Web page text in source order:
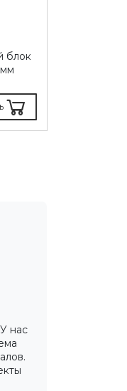
блок
нас